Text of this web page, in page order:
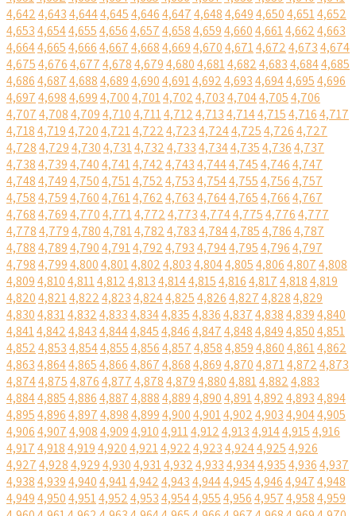
4,6424,6434,6444,6454,6464,6474,6484,6494,6504,6514,652
4,6534,6544,6554,6564,6574,6584,6594,6604,6614,6624,663
4,6644,6654,6664,6674,6684,6694,6704,6714,6724,6734,674
4,6754,6764,6774,6784,6794,6804,6814,6824,6834,6844,685
4,6864,6874,6884,6894,6904,6914,6924,6934,6944,6954,696
4,6974,6984,6994,7004,7014,7024,7034,7044,7054,706
4,7074,7084,7094,7104,7114,7124,7134,7144,7154,7164,717
4,7184,7194,7204,7214,7224,7234,7244,7254,7264,727
4,7284,7294,7304,7314,7324,7334,7344,7354,7364,737
4,7384,7394,7404,7414,7424,7434,7444,7454,7464,747
4,7484,7494,7504,7514,7524,7534,7544,7554,7564,757
4,7584,7594,7604,7614,7624,7634,7644,7654,7664,767
4,7684,7694,7704,7714,7724,7734,7744,7754,7764,777
4,7784,7794,7804,7814,7824,7834,7844,7854,7864,787
4,7884,7894,7904,7914,7924,7934,7944,7954,7964,797
4,7984,7994,8004,8014,8024,8034,8044,8054,8064,8074,808
4,8094,8104,8114,8124,8134,8144,8154,8164,8174,8184,819
4,8204,8214,8224,8234,8244,8254,8264,8274,8284,829
4,8304,8314,8324,8334,8344,8354,8364,8374,8384,8394,840
4,8414,8424,8434,8444,8454,8464,8474,8484,8494,8504,851
4,8524,8534,8544,8554,8564,8574,8584,8594,8604,8614,862
4,8634,8644,8654,8664,8674,8684,8694,8704,8714,8724,873
4,8744,8754,8764,8774,8784,8794,8804,8814,8824,883
4,8844,8854,8864,8874,8884,8894,8904,8914,8924,8934,894
4,8954,8964,8974,8984,8994,9004,9014,9024,9034,9044,905
4,9064,9074,9084,9094,9104,9114,9124,9134,9144,9154,916
4,9174,9184,9194,9204,9214,9224,9234,9244,9254,926
4,9274,9284,9294,9304,9314,9324,9334,9344,9354,9364,937
4,9384,9394,9404,9414,9424,9434,9444,9454,9464,9474,948
4,9494,9504,9514,9524,9534,9544,9554,9564,9574,9584,959